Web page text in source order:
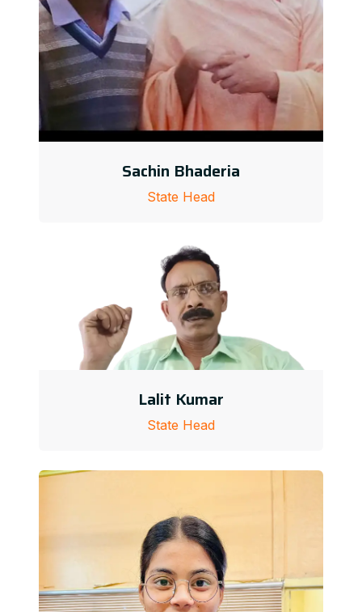
Sachin Bhaderia
State Head
Lalit Kumar
State Head